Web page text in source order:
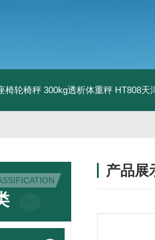
椅轮椅秤 300kg透析体重秤 HT808天
产品展